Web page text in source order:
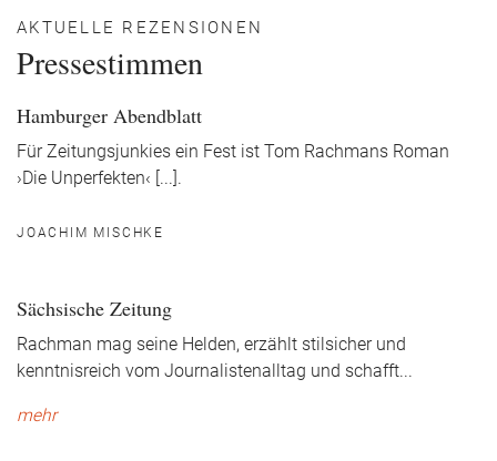
AKTUELLE REZENSIONEN
Pressestimmen
Hamburger Abendblatt
Für Zeitungsjunkies ein Fest ist Tom Rachmans Roman
›Die Unperfekten‹ [...].
JOACHIM MISCHKE
Sächsische Zeitung
Rachman mag seine Helden, erzählt stilsicher und
kenntnisreich vom Journalistenalltag und schafft...
mehr